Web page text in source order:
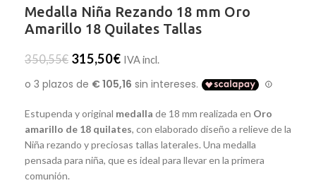
Medalla Niña Rezando 18 mm Oro
Amarillo 18 Quilates Tallas
350,55€ 315,50€ IVA incl.
Estupenda y original medalla de 18 mm realizada en Oro
amarillo de 18 quilates, con elaborado diseño a relieve de la
Niña rezando y preciosas tallas laterales. Una medalla
pensada para niña, que es ideal para llevar en la primera
comunión.